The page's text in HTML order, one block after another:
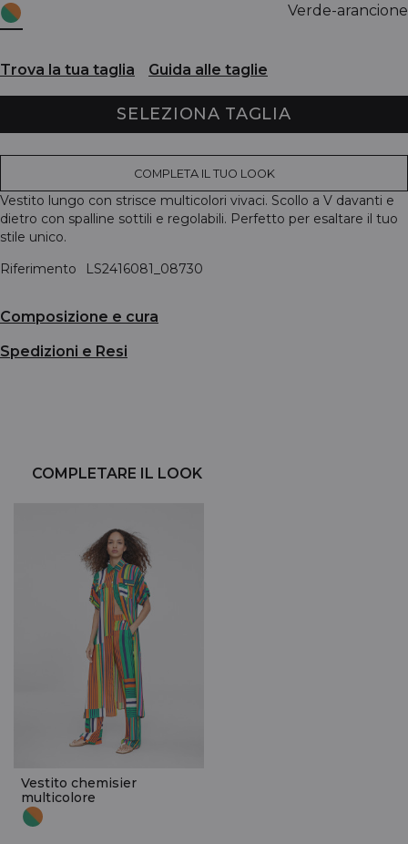
Verde-arancione
Trova la tua taglia Guida alle taglie
SELEZIONA TAGLIA
COMPLETA IL TUO LOOK
Vestito lungo con strisce multicolori vivaci. Scollo a V davanti e
dietro con spalline sottili e regolabili. Perfetto per esaltare il tuo
stile unico.
Riferimento
LS2416081_08730
Composizione e cura
Spedizioni e Resi
COMPLETARE IL LOOK
Vestito chemisier
multicolore